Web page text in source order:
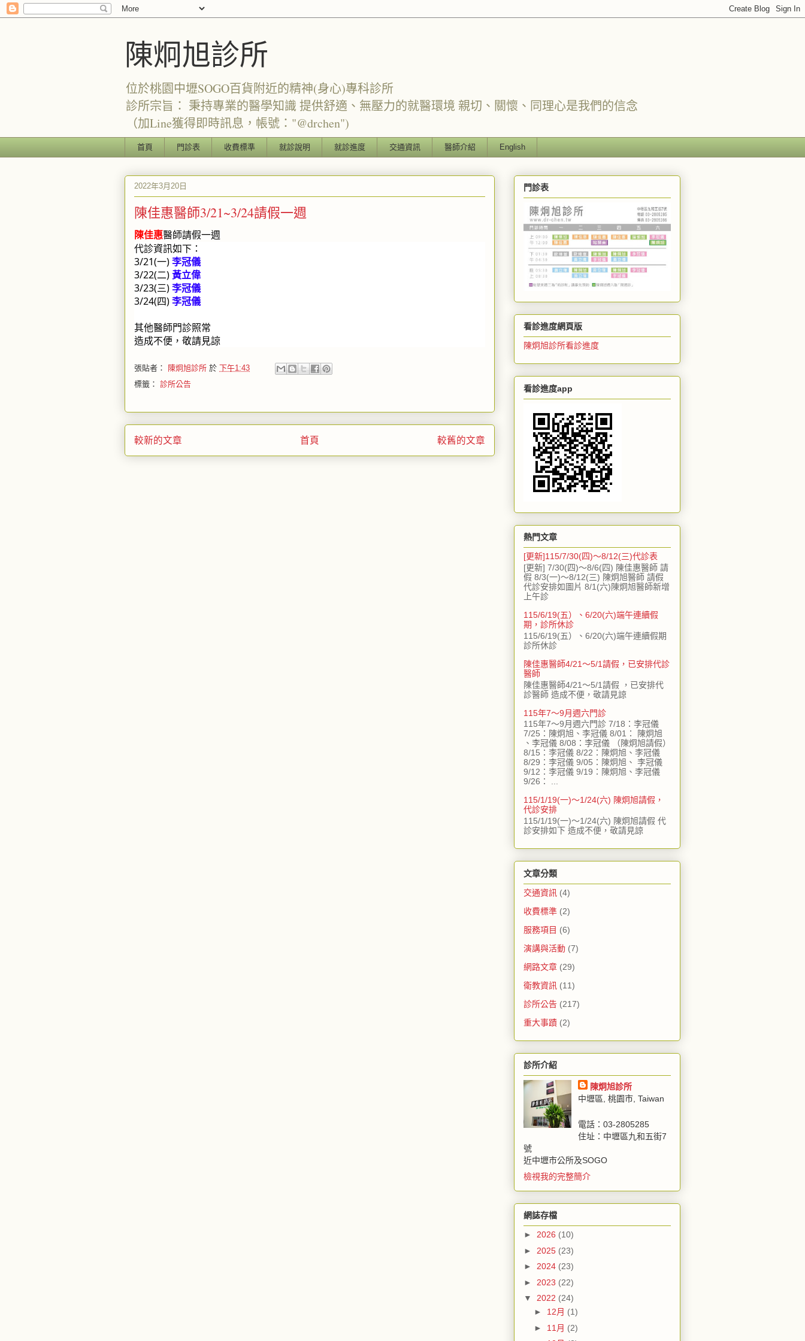
陳炯旭診所
位於桃園中壢SOGO百貨附近的精神(身心)專科診所
診所宗旨： 秉持專業的醫學知識 提供舒適、無壓力的就醫環境 親切、關懷、同理心是我們的信念
（加Line獲得即時訊息，帳號："@drchen")
首頁 門診表 收費標準 就診說明 就診進度 交通資訊 醫師介紹 English
2022年3月20日
陳佳惠醫師3/21~3/24請假一週
陳佳惠醫師請假一週
代診資訊如下：
3/21(一) 李冠儀
3/22(二) 黃立偉
3/23(三) 李冠儀
3/24(四) 李冠儀
其他醫師門診照常
造成不便，敬請見諒
張貼者： 陳炯旭診所 於 下午1:43
標籤： 診所公告
較新的文章 較舊的文章
首頁
門診表
看診進度網頁版
陳炯旭診所看診進度
看診進度app
熱門文章
[更新]115/7/30(四)～8/12(三)代診表
[更新] 7/30(四)～8/6(四) 陳佳惠醫師 請
假 8/3(一)～8/12(三) 陳炯旭醫師 請假
代診安排如圖片 8/1(六)陳炯旭醫師新增
上午診
115/6/19(五）、6/20(六)端午連續假
期，診所休診
115/6/19(五）、6/20(六)端午連續假期
診所休診
陳佳惠醫師4/21～5/1請假，已安排代診
醫師
陳佳惠醫師4/21～5/1請假 ，已安排代
診醫師 造成不便，敬請見諒
115年7～9月週六門診
115年7～9月週六門診 7/18：李冠儀
7/25：陳炯旭、李冠儀 8/01： 陳炯旭
、李冠儀 8/08：李冠儀 （陳炯旭請假）
8/15：李冠儀 8/22：陳炯旭、李冠儀
8/29：李冠儀 9/05：陳炯旭、 李冠儀
9/12：李冠儀 9/19：陳炯旭、李冠儀
9/26： ...
115/1/19(一)～1/24(六) 陳炯旭請假，
代診安排
115/1/19(一)～1/24(六) 陳炯旭請假 代
診安排如下 造成不便，敬請見諒
文章分類
交通資訊 (4)
收費標準 (2)
服務項目 (6)
演講與活動 (7)
網路文章 (29)
衛教資訊 (11)
診所公告 (217)
重大事蹟 (2)
診所介紹
陳炯旭診所
中壢區, 桃園市, Taiwan
電話：03-2805285
住址：中壢區九和五街7
號
近中壢市公所及SOGO
檢視我的完整簡介
網誌存檔
► 2026 (10)
► 2025 (23)
► 2024 (23)
► 2023 (22)
▼ 2022 (24)
► 12月 (1)
► 11月 (2)